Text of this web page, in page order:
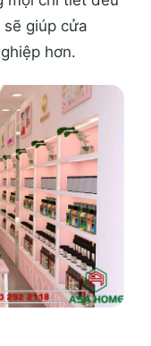
giúp cửa
hơn.